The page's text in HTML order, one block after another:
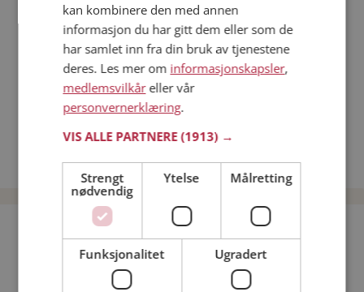
Dating på mobilen
Dating på Møteplassen
Nettdatingtips
Match Making på Møteplassen
Single synes
Date kvinner i Norge
Date menn i Norge
Bli medlem gratis!
Kvinne
kan kombinere den med annen
informasjon du har gitt dem eller som de
har samlet inn fra din bruk av tjenestene
deres. Les mer om informasjonskapsler,
medlemsvilkåreller vår
personvernerklæring.
VIS ALLE PARTNERE(1913) →
Strengt
nødvendig
Ytelse Målretting
Funksjonalitet Ugradert